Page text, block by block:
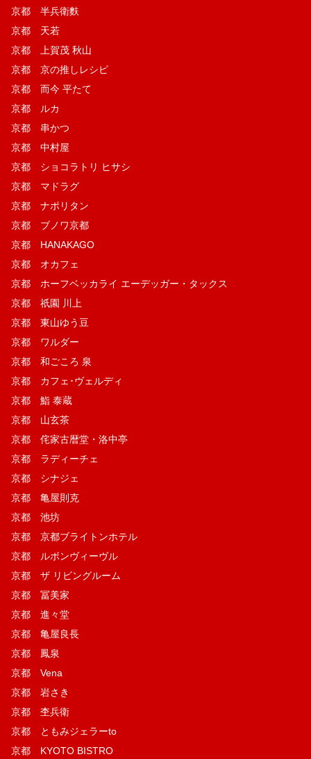
京都 半兵衛麩
京都 天若
京都 上賀茂 秋山
京都 京の推しレシピ
京都 而今 平たて
京都 ルカ
京都 串かつ
京都 中村屋
京都 ショコラトリ ヒサシ
京都 マドラグ
京都 ナポリタン
京都 ブノワ京都
京都 HANAKAGO
京都 オカフェ
京都 ホーフベッカライ エーデッガー・タックス
京都 祇園 川上
京都 東山ゆう豆
京都 ワルダー
京都 和ごころ 泉
京都 カフェ･ヴェルディ
京都 鮨 泰蔵
京都 山玄茶
京都 侘家古暦堂・洛中亭
京都 ラディーチェ
京都 シナジェ
京都 亀屋則克
京都 池坊
京都 京都ブライトンホテル
京都 ルボンヴィーヴル
京都 ザ リビングルーム
京都 冨美家
京都 進々堂
京都 亀屋良長
京都 鳳泉
京都 Vena
京都 岩さき
京都 杢兵衛
京都 ともみジェラーto
京都 KYOTO BISTRO